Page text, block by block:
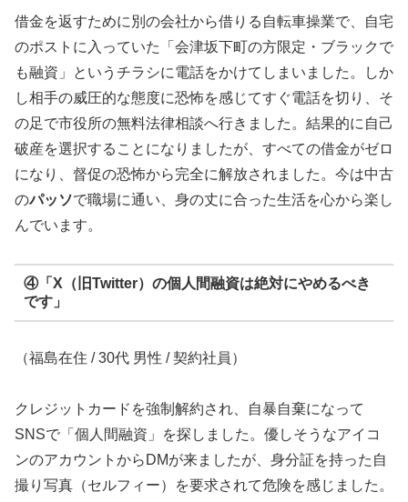
借金を返すために別の会社から借りる自転車操業で、自宅
のポストに入っていた「会津坂下町の方限定・ブラックで
も融資」というチラシに電話をかけてしまいました。しか
し相手の威圧的な態度に恐怖を感じてすぐ電話を切り、そ
の足で市役所の無料法律相談へ行きました。結果的に自己
破産を選択することになりましたが、すべての借金がゼロ
になり、督促の恐怖から完全に解放されました。今は中古
のパッソで職場に通い、身の丈に合った生活を心から楽し
んでいます。
④「X（旧Twitter）の個人間融資は絶対にやめるべき
です」
（福島在住 / 30代 男性 / 契約社員）
クレジットカードを強制解約され、自暴自棄になって
SNSで「個人間融資」を探しました。優しそうなアイコ
ンのアカウントからDMが来ましたが、身分証を持った自
撮り写真（セルフィー）を要求されて危険を感じました。